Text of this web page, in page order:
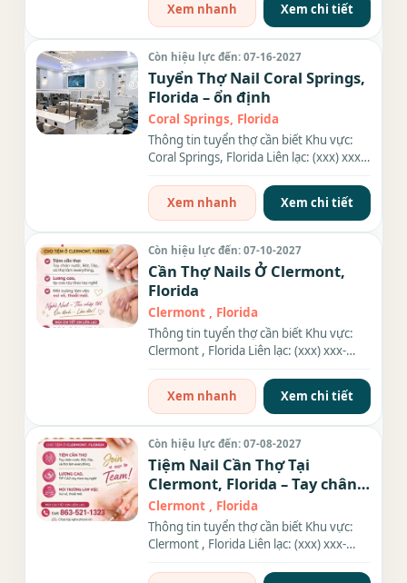
Xem nhanh
Xem chi tiết
Còn hiệu lực đến: 07-16-2027
Tuyển Thợ Nail Coral Springs,
Florida – ổn định
Coral Springs, Florida
Thông tin tuyển thợ cần biết Khu vực:
Coral Springs, Florida Liên lạc: (xxx) xxx-
Xem nhanh
Xem chi tiết
Còn hiệu lực đến: 07-10-2027
Cần Thợ Nails Ở Clermont,
Florida
Clermont , Florida
Thông tin tuyển thợ cần biết Khu vực:
Clermont , Florida Liên lạc: (xxx) xxx-
Xem nhanh
Xem chi tiết
Còn hiệu lực đến: 07-08-2027
Tiệm Nail Cần Thợ Tại
Clermont, Florida – Tay chân
nước, Dip, Everything
Clermont , Florida
Thông tin tuyển thợ cần biết Khu vực:
Clermont , Florida Liên lạc: (xxx) xxx-